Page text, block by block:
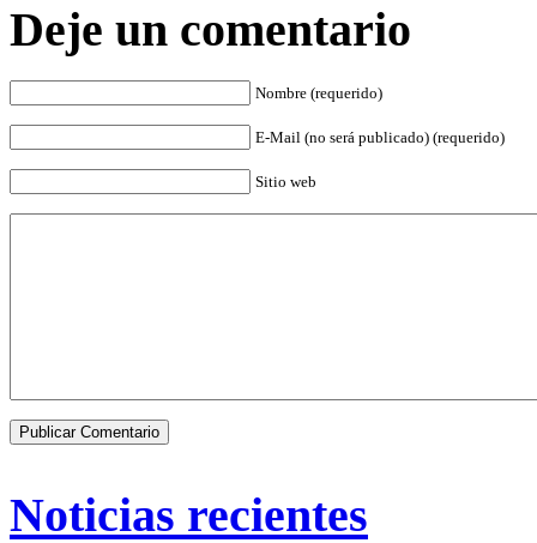
Deje un comentario
Nombre (requerido)
E-Mail (no será publicado) (requerido)
Sitio web
Noticias recientes